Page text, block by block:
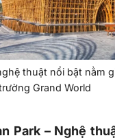
thuật nổi bật nằm
Grand World
Park – Nghệ